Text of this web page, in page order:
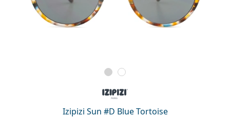
Izipizi Sun #D Blue Tortoise